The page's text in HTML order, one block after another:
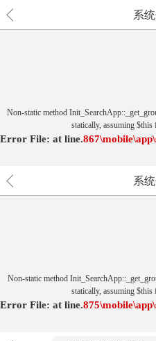
系
Non-static method
statically, assuming
Error File: at 867
line.
系
Non-static method
statically, assuming
Error File: at 875
line.